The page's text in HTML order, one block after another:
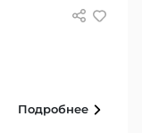
Подробнее